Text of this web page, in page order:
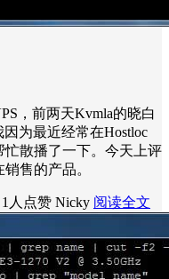
，前两天Kvmla的晓白
为最近经常在Hostloc
散播了一下。今天上评
售的产品。
1人点赞 Nicky 阅读全文